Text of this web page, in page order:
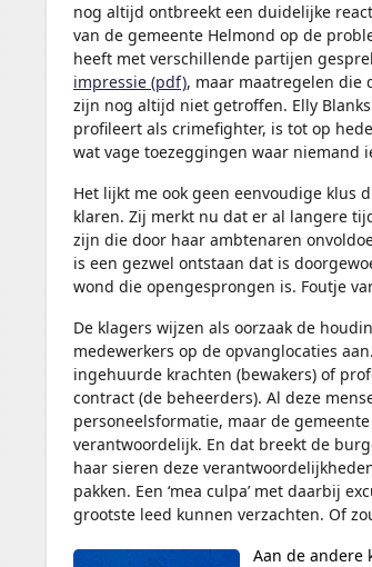
nog altijd ontbreekt een duidelijke
van de gemeente Helmond op de
heeft met verschillende partijen
impressie (pdf), maar maatregelen die
zijn nog altijd niet getroffen. Elly
profileert als crimefighter, is tot op
wat vage toezeggingen waar niemand
Het lijkt me ook geen eenvoudige klus
klaren. Zij merkt nu dat er al langere
zijn die door haar ambtenaren
is een gezwel ontstaan dat is
wond die opengesprongen is. Foutje
De klagers wijzen als oorzaak de
medewerkers op de opvanglocaties
ingehuurde krachten (bewakers) of
contract (de beheerders). Al deze
personeelsformatie, maar de
verantwoordelijk. En dat breekt de
haar sieren deze
pakken. Een ‘mea culpa’ met daarbij
grootste leed kunnen verzachten. Of
Aan de andere